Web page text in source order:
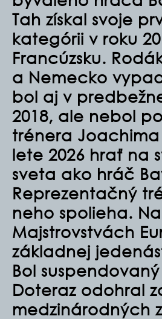
Tah získal svoje
kategórii v roku
Francúzsku.
a Nemecko
bol aj v
2018, ale nebol
trénera Joachima
lete 2026 hrať na
sveta ako hráč
Reprezentačný
neho spolieha.
Majstrovstvách
základnej
Bol
Doteraz odohral
medzinárodných